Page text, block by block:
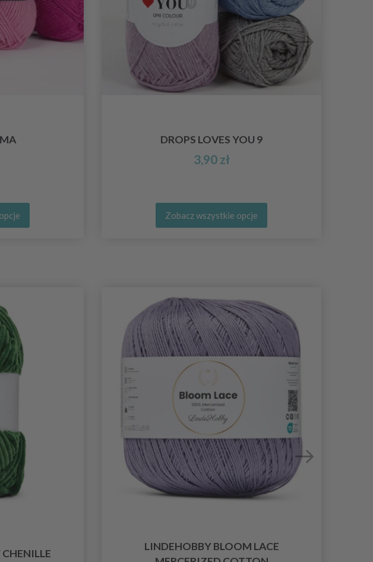
DROPS LOVES YOU 9
3,90 zł
Zobacz wszystkie opcje
LINDEHOBBY BLOOM LACE